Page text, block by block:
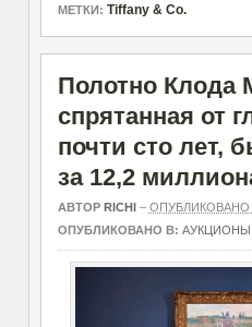
МЕТКИ: Tiffany & Co.
Полотно Клода
спрятанная от
почти сто лет,
за 12,2
АВТОР RICHI– ОПУБЛИКОВАНО
ОПУБЛИКОВАНО В: АУКЦИОНЫ